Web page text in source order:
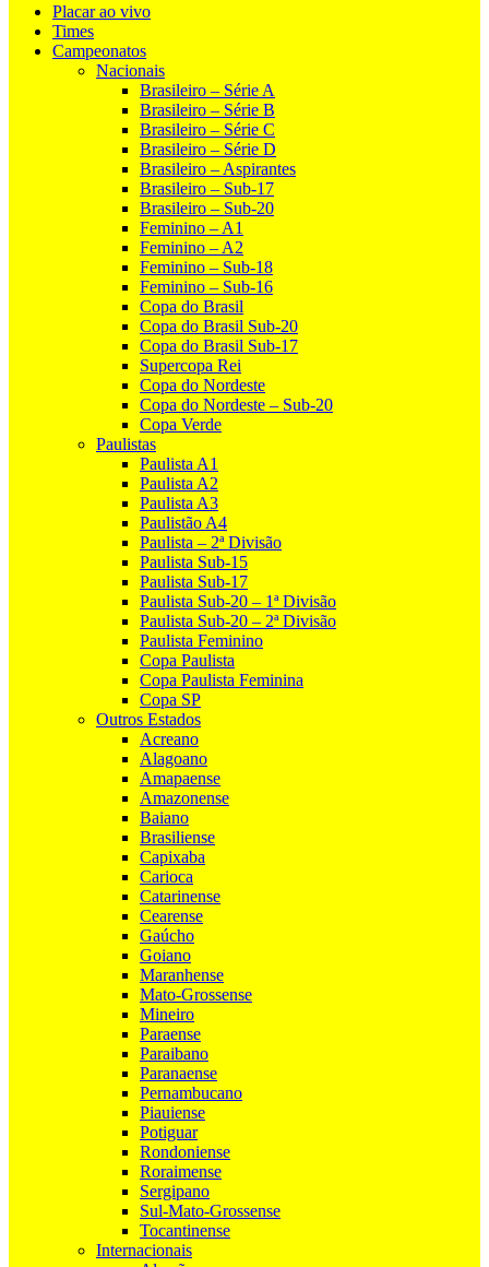
Placar ao vivo
Times
Campeonatos
Nacionais
Brasileiro – Série A
Brasileiro – Série B
Brasileiro – Série C
Brasileiro – Série D
Brasileiro – Aspirantes
Brasileiro – Sub-17
Brasileiro – Sub-20
Feminino – A1
Feminino – A2
Feminino – Sub-18
Feminino – Sub-16
Copa do Brasil
Copa do Brasil Sub-20
Copa do Brasil Sub-17
Supercopa Rei
Copa do Nordeste
Copa do Nordeste – Sub-20
Copa Verde
Paulistas
Paulista A1
Paulista A2
Paulista A3
Paulistão A4
Paulista – 2ª Divisão
Paulista Sub-15
Paulista Sub-17
Paulista Sub-20 – 1ª Divisão
Paulista Sub-20 – 2ª Divisão
Paulista Feminino
Copa Paulista
Copa Paulista Feminina
Copa SP
Outros Estados
Acreano
Alagoano
Amapaense
Amazonense
Baiano
Brasiliense
Capixaba
Carioca
Catarinense
Cearense
Gaúcho
Goiano
Maranhense
Mato-Grossense
Mineiro
Paraense
Paraibano
Paranaense
Pernambucano
Piauiense
Potiguar
Rondoniense
Roraimense
Sergipano
Sul-Mato-Grossense
Tocantinense
Internacionais